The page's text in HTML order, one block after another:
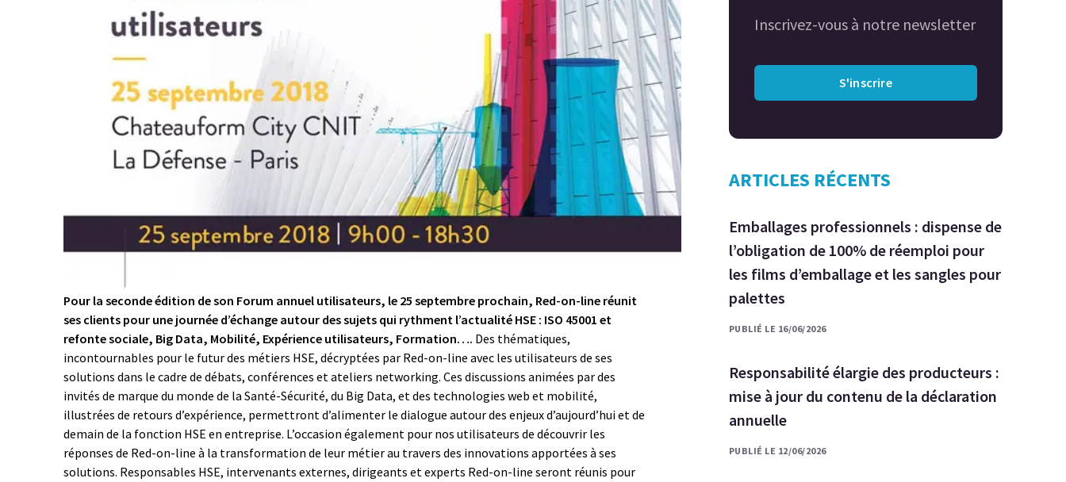
Pour la seconde édition de son Forum annuel utilisateurs, le 25 septembre prochain, Red-on-line réunit
ses clients pour une journée d’échange autour des sujets qui rythment l’actualité HSE : ISO 45001 et
refonte sociale, Big Data, Mobilité, Expérience utilisateurs, Formation…. Des thématiques,
incontournables pour le futur des métiers HSE, décryptées par Red-on-line avec les utilisateurs de ses
solutions dans le cadre de débats, conférences et ateliers networking. Ces discussions animées par des
invités de marque du monde de la Santé-Sécurité, du Big Data, et des technologies web et mobilité,
illustrées de retours d’expérience, permettront d’alimenter le dialogue autour des enjeux d’aujourd’hui et de
demain de la fonction HSE en entreprise. L’occasion également pour nos utilisateurs de découvrir les
réponses de Red-on-line à la transformation de leur métier au travers des innovations apportées à ses
solutions. Responsables HSE, intervenants externes, dirigeants et experts Red-on-line seront réunis pour
Inscrivez-vous à notre newsletter
S'inscrire
ARTICLES RÉCENTS
Emballages professionnels : dispense de
l’obligation de 100% de réemploi pour
les films d’emballage et les sangles pour
palettes
PUBLIÉ LE 16/06/2026
Responsabilité élargie des producteurs :
mise à jour du contenu de la déclaration
annuelle
PUBLIÉ LE 12/06/2026